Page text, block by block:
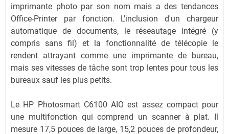
imprimante photo par son nom mais a des tendances
Office-Printer par fonction. L'inclusion d'un chargeur
automatique de documents, le réseautage intégré (y
compris sans fil) et la fonctionnalité de télécopie le
rendent attrayant comme une imprimante de bureau,
mais ses vitesses de tâche sont trop lentes pour tous les
bureaux sauf les plus petits.
Le HP Photosmart C6100 AIO est assez compact pour
une multifonction qui comprend un scanner à plat. Il
mesure 17,5 pouces de large, 15,2 pouces de profondeur,